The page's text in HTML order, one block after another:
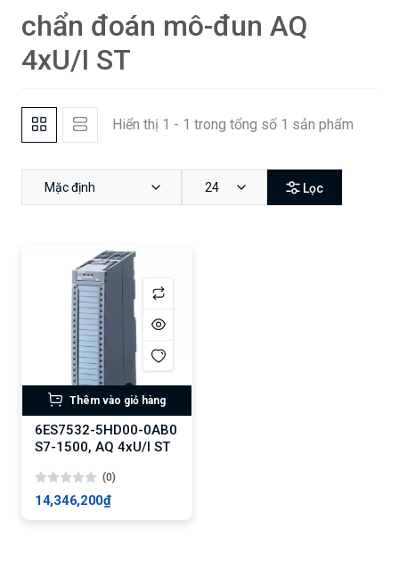
chẩn đoán mô-đun AQ
4xU/I ST
Hiển thị 1 - 1 trong tổng số 1 sản phẩm
Mặc định 24 Lọc
Thêm vào giỏ hàng
6ES7532-5HD00-0AB0
S7-1500, AQ 4xU/I ST
(0)
14,346,200₫